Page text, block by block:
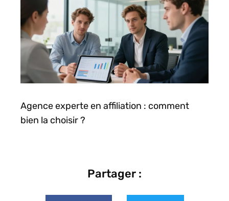
Agence experte en affiliation : comment
bien la choisir ?
Partager :